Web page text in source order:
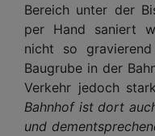
Bereich unter der
per Hand saniert
nicht so
Baugrube in der
Verkehr jedoch
Bahnhof ist dort
und